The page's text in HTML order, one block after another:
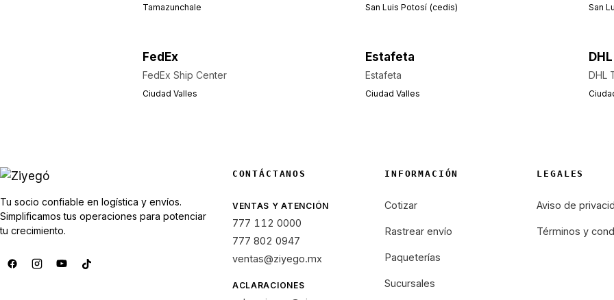
Tamazunchale San Luis Potosí (cedis) San
FedEx
FedEx Ship Center
Ciudad Valles
Estafeta
Estafeta
Ciudad Valles
DHL
DHL
Tu socio confiable en logística y envíos.
Simplificamos tus operaciones para potenciar
tu crecimiento.
CONTÁCTANOS
VENTAS Y ATENCIÓN
777 112 0000
777 802 0947
ventas@ziyego.mx
ACLARACIONES
INFORMACIÓN
Cotizar
Rastrear envío
Paqueterías
Sucursales
LEGALES
Aviso de
Términos y